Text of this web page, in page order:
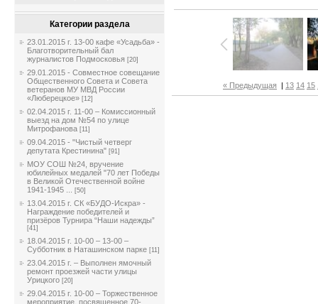
Категории раздела
23.01.2015 г. 13-00 кафе «Усадьба» -
Благотворительный бал
журналистов Подмосковья [20]
29.01.2015 - Совместное совещание
Общественного Совета и Совета
ветеранов МУ МВД России
«Люберецкое» [12]
02.04.2015 г. 11-00 – Комиссионный
выезд на дом №54 по улице
Митрофанова [11]
09.04.2015 - "Чистый четверг
депутата Крестинина" [91]
МОУ СОШ №24, вручение
юбилейных медалей "70 лет Победы
в Великой Отечественной войне
1941-1945 ...
[50]
13.04.2015 г. СК «БУДО-Искра» -
Награждение победителей и
призёров Турнира “Наши надежды”
[41]
18.04.2015 г. 10-00 – 13-00 –
Субботник в Наташинском парке [11]
23.04.2015 г. – Выполнен ямочный
ремонт проезжей части улицы
Урицкого [20]
29.04.2015 г. 10-00 – Торжественное
мероприятие, посвященное 70-
« Предыдущая | 13 14 15